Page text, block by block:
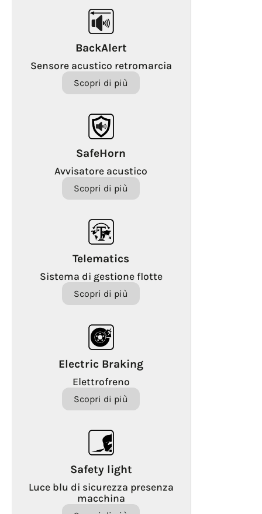
BackAlert
Sensore acustico retromarcia
Scopri di più
SafeHorn
Avvisatore acustico
Scopri di più
Telematics
Sistema di gestione flotte
Scopri di più
Electric Braking
Elettrofreno
Scopri di più
Safety light
Luce blu di sicurezza presenza
macchina